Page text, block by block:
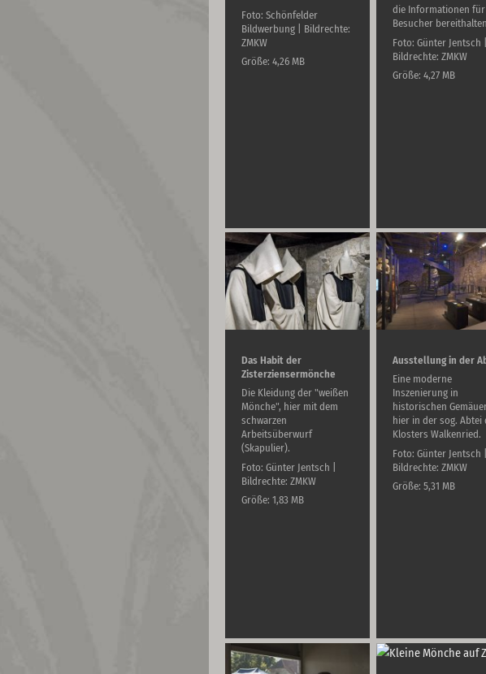
Foto: Schönfelder
Bildwerbung | Bildrechte:
ZMKW
Größe: 4,26 MB
die Informationen
Besucher
Foto: Günter Jentsch |
Bildrechte: ZMKW
Größe: 4,27 MB
Das Habit der
Zisterziensermönche
Die Kleidung der "weißen
Mönche", hier mit dem
schwarzen
Arbeitsüberwurf
(Skapulier).
Foto: Günter Jentsch |
Bildrechte: ZMKW
Größe: 1,83 MB
Ausstellung in der
Eine moderne
Inszenierung in
historischen
hier in der sog. Abtei
Klosters Walkenried.
Foto: Günter Jentsch |
Bildrechte: ZMKW
Größe: 5,31 MB